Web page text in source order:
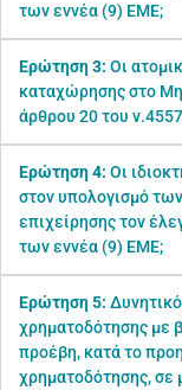
των εννέα (9) ΕΜΕ;
Ερώτηση 3: Οι
καταχώρησης στο
άρθρου 20 του
Ερώτηση 4: Οι
στον υπολογισμό
επιχείρησης τον
των εννέα (9) ΕΜΕ;
Ερώτηση 5:
χρηματοδότησης με
προέβη, κατά το
χρηματοδότησης, σε